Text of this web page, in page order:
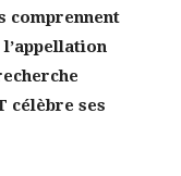
comprennent
l’appellation
célèbre ses